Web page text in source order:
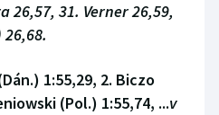
26,57, 31. Verner 26,59,
1:55,29, 2. Biczo
(Pol.) 1:55,74, ...v